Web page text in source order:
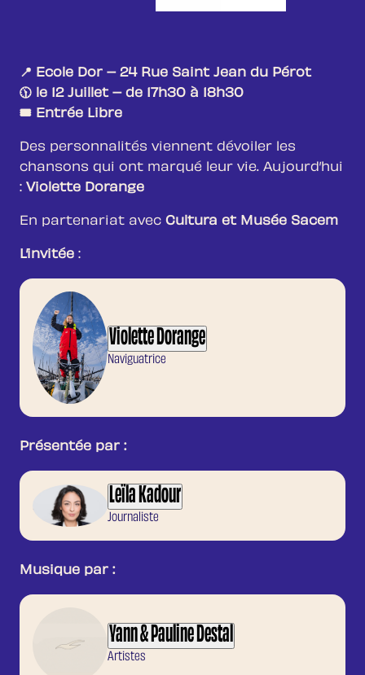
📍 Ecole Dor – 24 Rue Saint Jean du Pérot
🕦 le 12 Juillet – de 17h30 à 18h30
🎟️ Entrée Libre
Des personnalités viennent dévoiler les
chansons qui ont marqué leur vie. Aujourd’hui
: Violette Dorange
En partenariat avec Cultura et Musée Sacem
L’invitée :
Violette Dorange
Naviguatrice
Présentée par :
Leïla Kadour
Journaliste
Musique par :
Yann & Pauline Destal
Artistes